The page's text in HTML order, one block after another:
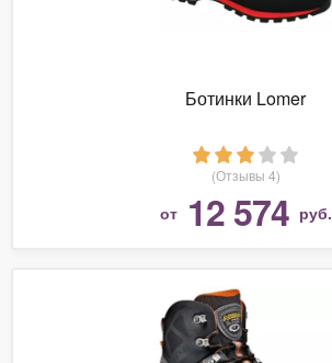
Ботинки Lomer
(Отзывы 4)
от 12 574 руб.